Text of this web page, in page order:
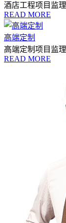
酒店工程项目监
READ MORE
高端定制
高端定制项目监
READ MORE